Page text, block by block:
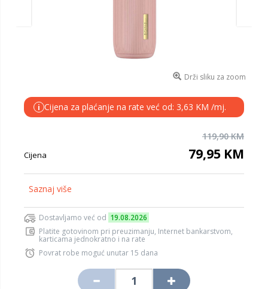
Drži sliku za zoom
i Cijena za plaćanje na rate već od: 3,63 KM /mj.
119,90 KM
Cijena 79,95 KM
Saznaj više
Dostavljamo već od 19.08.2026
Platite gotovinom pri preuzimanju, Internet bankarstvom,
karticama jednokratno i na rate
Povrat robe moguć unutar 15 dana